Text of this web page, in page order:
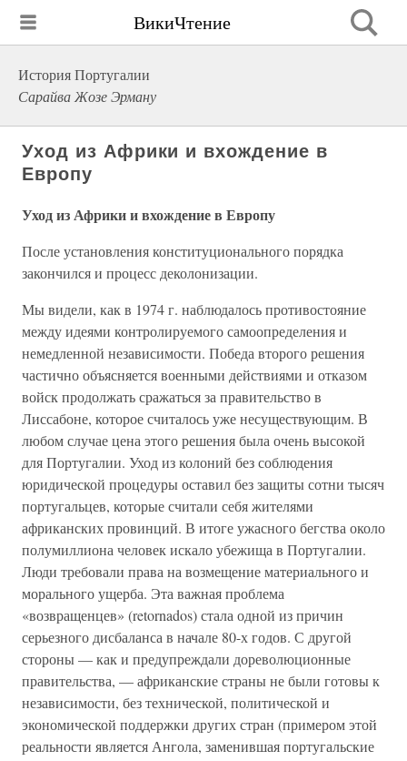
ВикиЧтение
История Португалии
Сарайва Жозе Эрману
Уход из Африки и вхождение в
Европу
Уход из Африки и вхождение в Европу
После установления конституционального порядка
закончился и процесс деколонизации.
Мы видели, как в 1974 г. наблюдалось противостояние
между идеями контролируемого самоопределения и
немедленной независимости. Победа второго решения
частично объясняется военными действиями и отказом
войск продолжать сражаться за правительство в
Лиссабоне, которое считалось уже несуществующим. В
любом случае цена этого решения была очень высокой
для Португалии. Уход из колоний без соблюдения
юридической процедуры оставил без защиты сотни тысяч
португальцев, которые считали себя жителями
африканских провинций. В итоге ужасного бегства около
полумиллиона человек искало убежища в Португалии.
Люди требовали права на возмещение материального и
морального ущерба. Эта важная проблема
«возвращенцев» (retornados) стала одной из причин
серьезного дисбаланса в начале 80-х годов. С другой
стороны — как и предупреждали дореволюционные
правительства, — африканские страны не были готовы к
независимости, без технической, политической и
экономической поддержки других стран (примером этой
реальности является Ангола, заменившая португальские